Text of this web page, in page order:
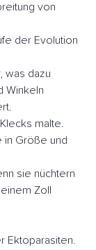
von
der Evolution
was dazu
Winkeln
malte.
in Größe und
sie nüchtern
Zoll
Ektoparasiten.